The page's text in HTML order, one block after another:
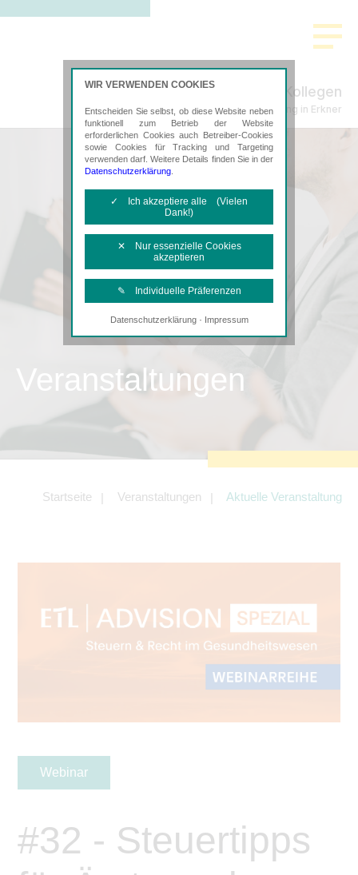
Schenke, Plachta & Kollegen
Steuerberatung in Erkner
Veranstaltungen
Startseite Veranstaltungen Aktuelle Veranstaltung
Webinar
#32 - Steuertipps
WIR VERWENDEN COOKIES
Entscheiden Sie selbst, ob diese Website neben
funktionell zum Betrieb der Website
erforderlichen Cookies auch Betreiber-Cookies
sowie Cookies für Tracking und Targeting
verwenden darf. Weitere Details finden Sie in der
Datenschutzerklärung
✓ Ich akzeptiere alle (Vielen
Dank!)
✕ Nur essenzielle Cookies
akzeptieren
✎ Individuelle Präferenzen
Notwendige Cookies
Diese Cookies sind erforderlich, um die
Tracking- und Targeting-Cookies
Angebotes einschließlich der
Angeboten von z.B. Facebook und
LinkedIn.
Datenschutzerklärung· Impressum